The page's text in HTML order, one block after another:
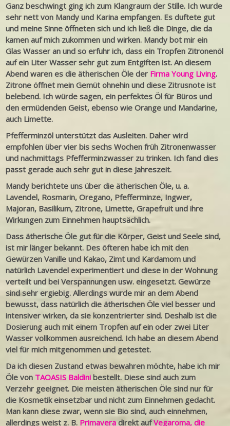
Ganz beschwingt ging ich zum Klangraum der Stille. Ich wurde
sehr nett von Mandy und Karina empfangen. Es duftete gut
und meine Sinne öffneten sich und ich ließ die Dinge, die da
kamen auf mich zukommen und wirken. Mandy bot mir ein
Glas Wasser an und so erfuhr ich, dass ein Tropfen Zitronenöl
auf ein Liter Wasser sehr gut zum Entgiften ist. An diesem
Abend waren es die ätherischen Öle der Firma Young Living.
Zitrone öffnet mein Gemüt ohnehin und diese Zitrusnote ist
belebend. Ich würde sagen, ein perfektes Öl für Büros und
den ermüdenden Geist, ebenso wie Orange und Mandarine,
auch Limette.
Pfefferminzöl unterstützt das Ausleiten. Daher wird
empfohlen über vier bis sechs Wochen früh Zitronenwasser
und nachmittags Pfefferminzwasser zu trinken. Ich fand dies
passt gerade auch sehr gut in diese Jahreszeit.
Mandy berichtete uns über die ätherischen Öle, u. a.
Lavendel, Rosmarin, Oregano, Pfefferminze, Ingwer,
Majoran, Basilikum, Zitrone, Limette, Grapefruit und ihre
Wirkungen zum Einnehmen hauptsächlich.
Dass ätherische Öle gut für die Körper, Geist und Seele sind,
ist mir länger bekannt. Des öfteren habe ich mit den
Gewürzen Vanille und Kakao, Zimt und Kardamom und
natürlich Lavendel experimentiert und diese in der Wohnung
verteilt und bei Verspannungen usw. eingesetzt. Gewürze
sind sehr ergiebig. Allerdings wurde mir an dem Abend
bewusst, dass natürlich die ätherischen Öle viel besser und
intensiver wirken, da sie konzentrierter sind. Deshalb ist die
Dosierung auch mit einem Tropfen auf ein oder zwei Liter
Wasser vollkommen ausreichend. Ich habe an diesem Abend
viel für mich mitgenommen und getestet.
Da ich diesen Zustand etwas bewahren möchte, habe ich mir
Öle von TAOASIS Baldini bestellt. Diese sind auch zum
Verzehr geeignet. Die meisten ätherischen Öle sind nur für
die Kosmetik einsetzbar und nicht zum Einnehmen gedacht.
Man kann diese zwar, wenn sie Bio sind, auch einnehmen,
allerdings weist z. B. Primavera direkt aufVegaroma, die